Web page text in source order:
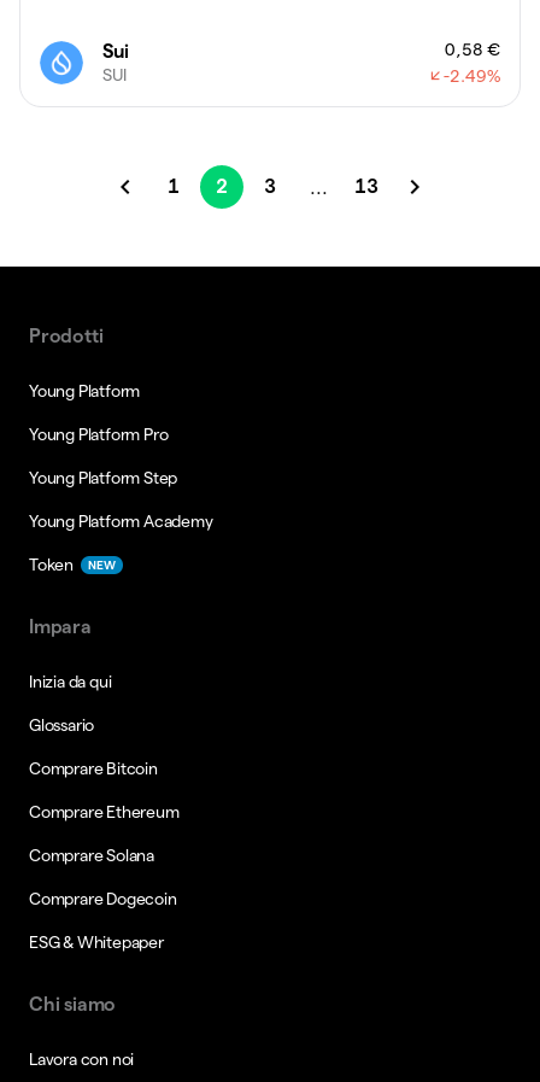
Sui
SUI
0,58 €
-2.49%
1 2 3 ... 13
Prodotti
Young Platform
Young Platform Pro
Young Platform Step
Young Platform Academy
Token NEW
Impara
Inizia da qui
Glossario
Comprare Bitcoin
Comprare Ethereum
Comprare Solana
Comprare Dogecoin
ESG & Whitepaper
Chi siamo
Lavora con noi